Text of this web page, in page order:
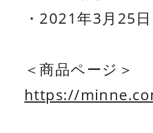
・2021年3月25
https://